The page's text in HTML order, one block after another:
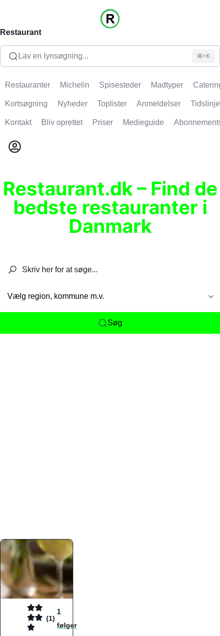
Restaurant
Lav en lynsøgning... ⌘+K
Restauranter Michelin Spisesteder Madtyper
Kortsøgning Nyheder Toplister Anmeldelser Tidslinje
Kontakt Bliv oprettet Priser Medieguide
Restaurant.dk – Find de
bedste restauranter i
Danmark
Vælg region, kommune m.v.
Søg
(1)
1
følger